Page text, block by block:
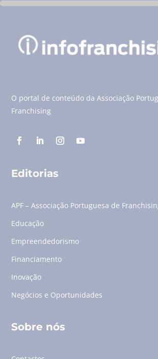
O portal de conteúdo da Associação
Franchising
Editorias
APF – Associação Portuguesa de
Educação
Empreendedorismo
Financiamento
Inovação
Negócios e Oportunidades
Sobre nós